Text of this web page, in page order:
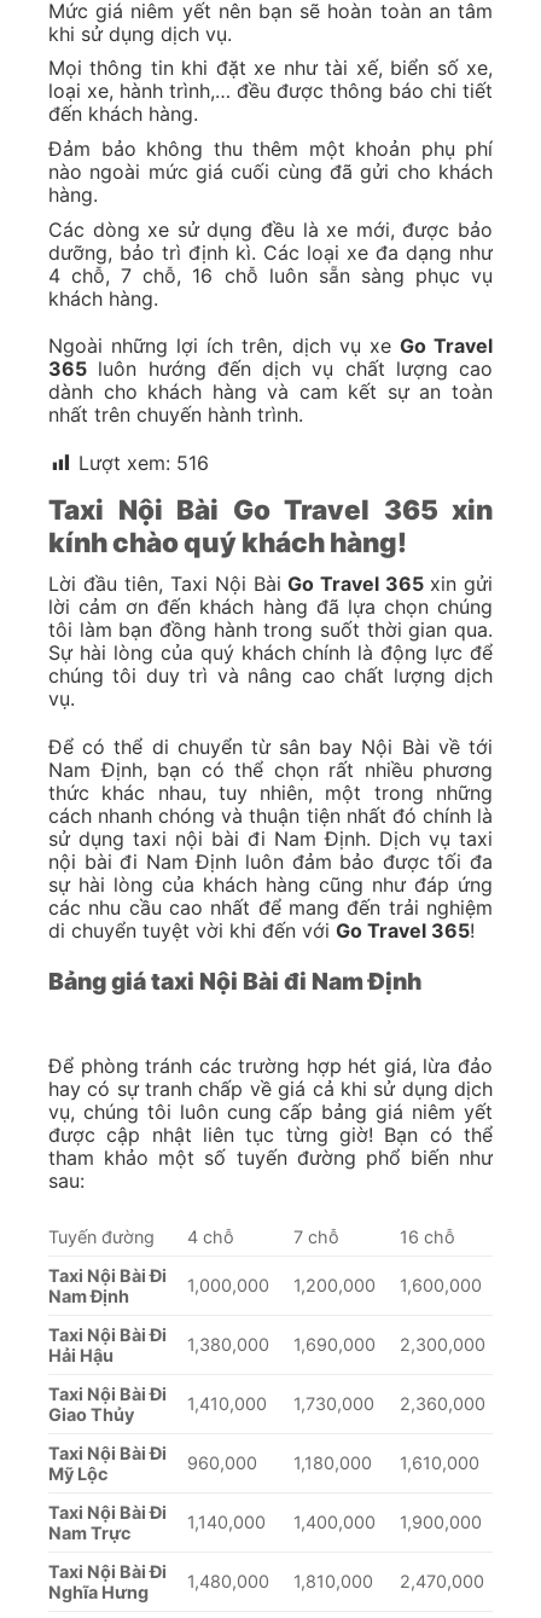
Mức giá niêm yết nên bạn sẽ hoàn toàn an tâm
khi sử dụng dịch vụ.
Mọi thông tin khi đặt xe như tài xế, biển số xe,
loại xe, hành trình,… đều được thông báo chi tiết
đến khách hàng.
Đảm bảo không thu thêm một khoản phụ phí
nào ngoài mức giá cuối cùng đã gửi cho khách
hàng.
Các dòng xe sử dụng đều là xe mới, được bảo
dưỡng, bảo trì định kì. Các loại xe đa dạng như
4 chỗ, 7 chỗ, 16 chỗ luôn sẵn sàng phục vụ
khách hàng.
Ngoài những lợi ích trên, dịch vụ xe Go Travel
365 luôn hướng đến dịch vụ chất lượng cao
dành cho khách hàng và cam kết sự an toàn
nhất trên chuyến hành trình.
Lượt xem: 516
Taxi Nội Bài Go Travel 365 xin
kính chào quý khách hàng!
Lời đầu tiên, Taxi Nội BàiGo Travel 365 xin gửi
lời cảm ơn đến khách hàng đã lựa chọn chúng
tôi làm bạn đồng hành trong suốt thời gian qua.
Sự hài lòng của quý khách chính là động lực để
chúng tôi duy trì và nâng cao chất lượng dịch
vụ.
Để có thể di chuyển từ sân bay Nội Bài về tới
Nam Định, bạn có thể chọn rất nhiều phương
thức khác nhau, tuy nhiên, một trong những
cách nhanh chóng và thuận tiện nhất đó chính là
sử dụng taxi nội bài đi Nam Định. Dịch vụ taxi
nội bài đi Nam Định luôn đảm bảo được tối đa
sự hài lòng của khách hàng cũng như đáp ứng
các nhu cầu cao nhất để mang đến trải nghiệm
di chuyển tuyệt vời khi đến với Go Travel 365!
Bảng giá taxi Nội Bài đi Nam Định
Để phòng tránh các trường hợp hét giá, lừa đảo
hay có sự tranh chấp về giá cả khi sử dụng dịch
vụ, chúng tôi luôn cung cấp bảng giá niêm yết
được cập nhật liên tục từng giờ! Bạn có thể
tham khảo một số tuyến đường phổ biến như
sau:
Tuyến đường 4 chỗ 7 chỗ
16 chỗ
Taxi Nội Bài Đi
Nam Định
1,000,000 1,200,000 1,600,000
Taxi Nội Bài Đi
Hải Hậu
1,380,000 1,690,000 2,300,000
Taxi Nội Bài Đi
Giao Thủy
1,410,000 1,730,000 2,360,000
Taxi Nội Bài Đi
Mỹ Lộc
960,000 1,180,000 1,610,000
Taxi Nội Bài Đi
Nam Trực
1,140,000 1,400,000 1,900,000
Taxi Nội Bài Đi
Nghĩa Hưng
1,480,000 1,810,000 2,470,000